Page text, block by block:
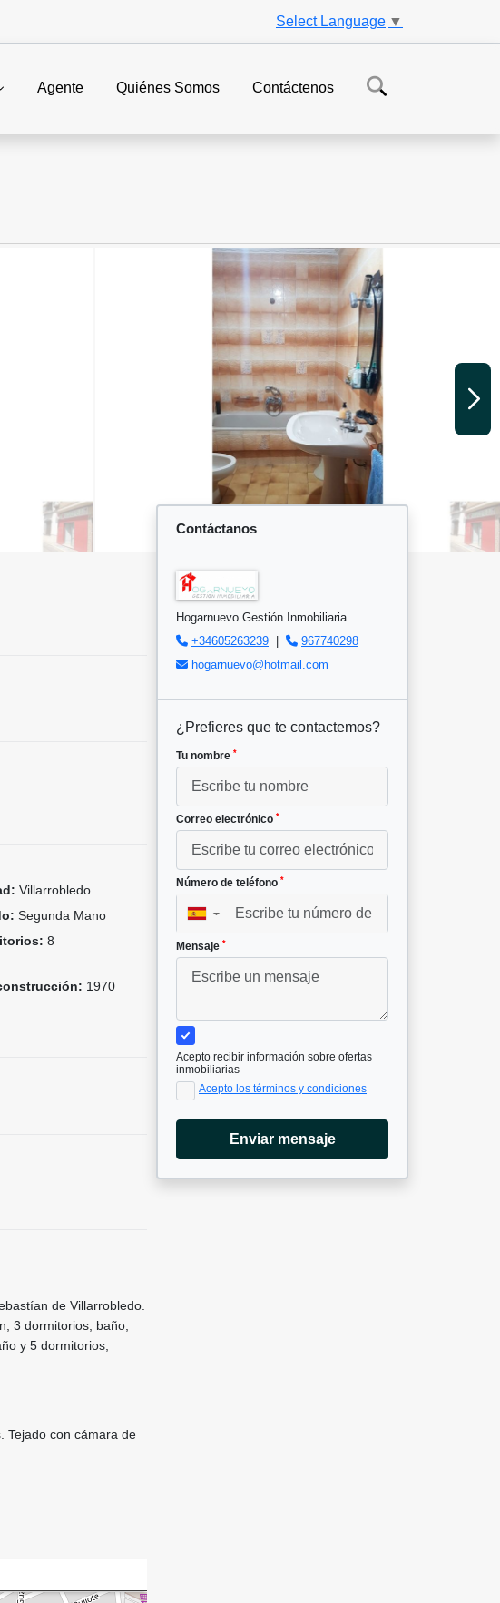
Select Language ▼
Agente Quiénes Somos Contáctenos
Villarrobledo
Segunda Mano
8
1970
de Villarrobledo.
3 dormitorios, baño,
y 5 dormitorios,
Tejado con cámara de
Contáctanos
Hogarnuevo Gestión Inmobiliaria
+34605263239
967740298
hogarnuevo@hotmail.com
¿Prefieres que te contactemos?
Tu nombre *
Correo electrónico *
Número de teléfono *
▼
Mensaje *
Acepto recibir información sobre ofertas
inmobiliarias
Acepto los términos y condiciones
Enviar mensaje